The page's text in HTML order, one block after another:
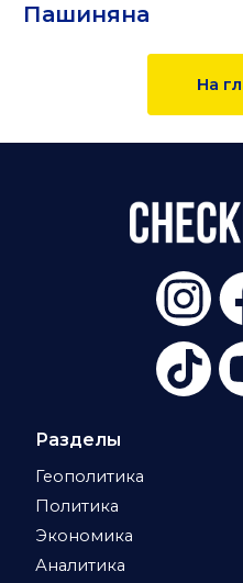
Пашиняна
На
Разделы
Геополитика
Политика
Экономика
Аналитика